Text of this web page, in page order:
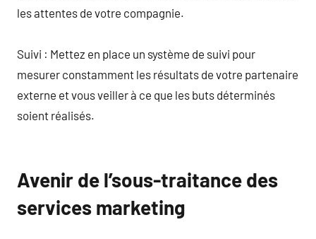
les attentes de votre compagnie.
Suivi : Mettez en place un système de suivi pour
mesurer constamment les résultats de votre partenaire
externe et vous veiller à ce que les buts déterminés
soient réalisés.
Avenir de l’sous-traitance des
services marketing